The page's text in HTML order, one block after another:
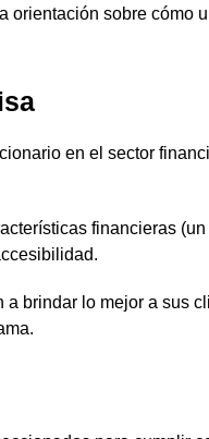
orientación sobre cómo
en el sector
financieras
brindar lo mejor a sus